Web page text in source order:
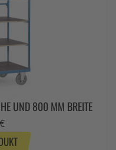
UND 800 MM BREITE